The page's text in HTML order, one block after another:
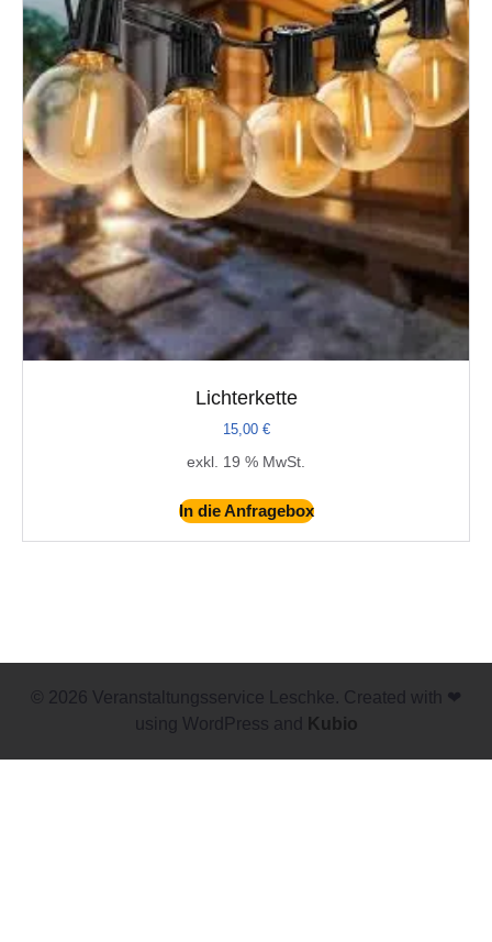
Lichterkette
15,00 €
exkl. 19 % MwSt.
In die Anfragebox
© 2026 Veranstaltungsservice Leschke. Created with ❤
using WordPress and
Kubio